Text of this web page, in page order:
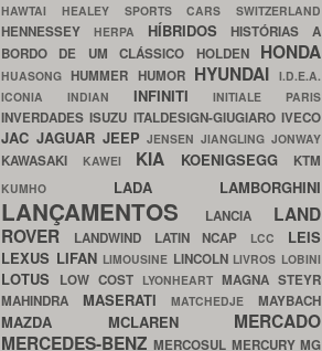
HAWTAI HEALEY SPORTS CARS SWITZERLAND
HENNESSEY HERPA HÍBRIDOSHISTÓRIAS A
BORDO DE UM CLÁSSICO HOLDEN HONDA
HUASONGHUMMER HUMOR HYUNDAI I.D.E.A.
ICONIA INDIAN INFINITIINITIALE PARIS
INVERDADESISUZU ITALDESIGN-GIUGIAROIVECO
JAC JAGUAR JEEPJENSENJIANGLINGJONWAY
KAWASAKI KAWEI KIA KOENIGSEGG KTM
KUMHO LADA LAMBORGHINI
LANÇAMENTOS LANCIA LAND
ROVER
LANDWIND LATIN NCAP LCC LEIS
LEXUS LIFAN LIMOUSINE LINCOLN LIVROS LOBINI
LOTUS LOW COST LYONHEART MAGNA STEYR
MAHINDRA MASERATIMATCHEDJEMAYBACH
MAZDA MCLAREN MERCADO
MERCEDES-BENZMERCOSUL MERCURYMG